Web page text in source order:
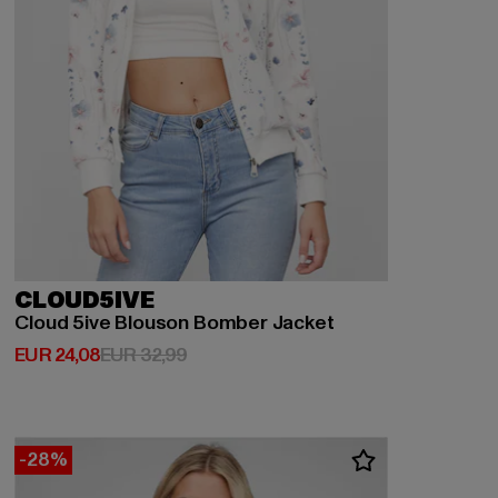
CLOUD5IVE
Cloud 5ive Blouson Bomber Jacket
EUR 24,08
Derzeitiger Preis: EUR 24,08
EUR 32,99Aktionspreis: EUR 32,99
-28%